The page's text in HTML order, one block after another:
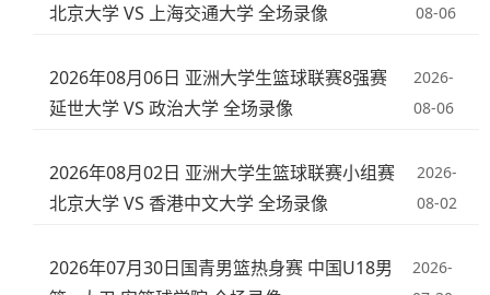
北京大学 VS 上海交通大学 全场录像
08-06
2026年08月06日 亚洲大学生篮球联赛8强赛
延世大学 VS 政治大学 全场录像
2026-
08-06
2026年08月02日 亚洲大学生篮球联赛小组赛
北京大学 VS 香港中文大学 全场录像
2026-
08-02
2026年07月30日国青男篮热身赛 中国U18男
2026-